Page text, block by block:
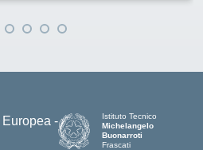
Istituto Tecnico
Michelangelo
Buonarroti
Frascati